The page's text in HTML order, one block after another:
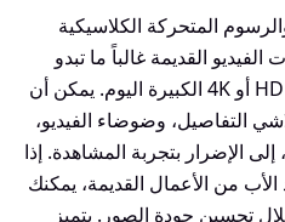
المتحركة الكلاسيكية
القديمة غالباً ما تبدو
باهتة عند عرضها على شاشات HD أو 4K الكبيرة اليوم. يمكن أن
التفاصيل، وضوضاء الفيديو،
الإضرار بتجربة المشاهدة. إذا
من الأعمال القديمة، يمكنك
تحسين جودة الصور. يتميز